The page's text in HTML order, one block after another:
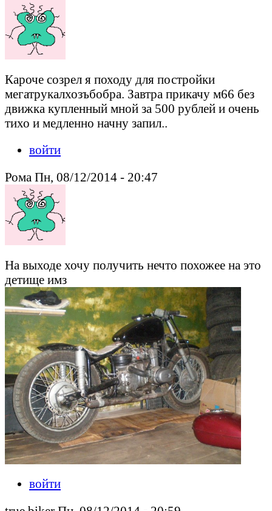
Кароче созрел я походу для постройки
мегатрукалхозъбобра. Завтра прикачу м66 без
движка купленный мной за 500 рублей и очень
тихо и медленно начну запил..
войти
Рома Пн, 08/12/2014 - 20:47
На выходе хочу получить нечто похожее на это
детище имз
войти